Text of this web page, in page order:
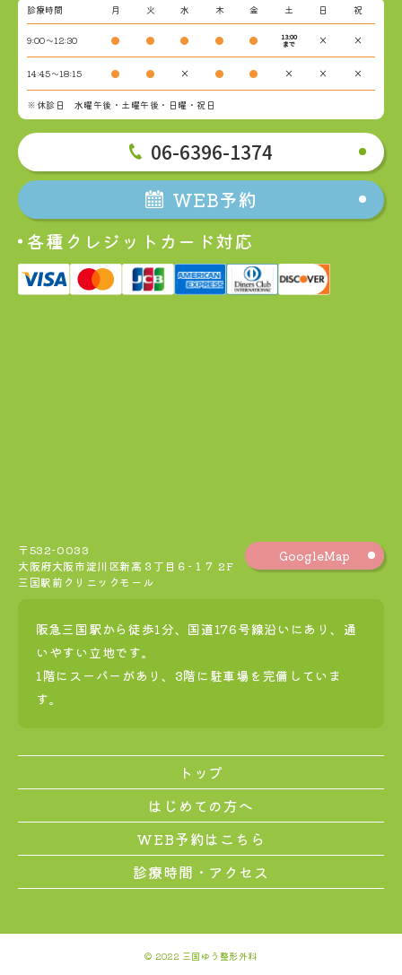
診療時間 月 火 水 木 金 土 日 祝
9:00～12:30 ● ● ● ● ● 13:00
まで × ×
14:45～18:15 ● ● × ● ● × × ×
※休診日 水曜午後・土曜午後・日曜・祝日
06-6396-1374
WEB予約
各種クレジットカード対応
〒532-0033
大阪府大阪市淀川区新高３丁目６−１７ 2F
三国駅前クリニックモール
GoogleMap
阪急三国駅から徒歩1分、国道176号線沿いにあり、通
いやすい立地です。
1階にスーパーがあり、3階に駐車場を完備していま
す。
トップ
はじめての方へ
WEB予約はこちら
診療時間・アクセス
© 2022 三国ゆう整形外科